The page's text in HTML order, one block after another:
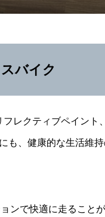
バイク
レクティブペイント
も、健康的な生活維
ンで快適に走ること
るめライド】大竹市「